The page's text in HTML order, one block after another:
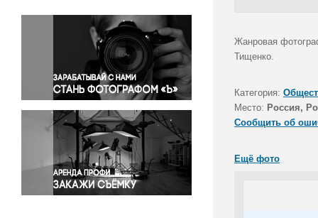
Окружающая среда
Политика
Правосудие
Происшествия и конфликты
Религия
Светская жизнь
Спорт
Экология
Экономика и бизнес
Жанровая
Тищенко.
Категория:
Место: Россия,
Сообщить об
Ещё фото